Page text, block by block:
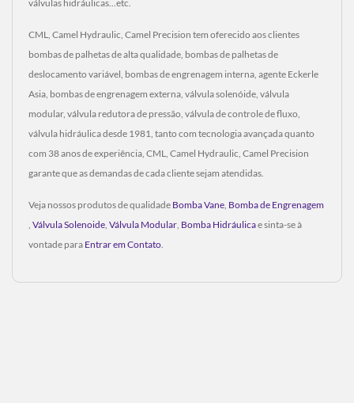
válvulas hidráulicas...etc.
CML, Camel Hydraulic, Camel Precision tem oferecido aos clientes
bombas de palhetas de alta qualidade, bombas de palhetas de
deslocamento variável, bombas de engrenagem interna, agente Eckerle
Asia, bombas de engrenagem externa, válvula solenóide, válvula
modular, válvula redutora de pressão, válvula de controle de fluxo,
válvula hidráulica desde 1981, tanto com tecnologia avançada quanto
com 38 anos de experiência, CML, Camel Hydraulic, Camel Precision
garante que as demandas de cada cliente sejam atendidas.
Veja nossos produtos de qualidade Bomba Vane Bomba de Engrenagem
Válvula Solenoide Válvula Modular Bomba Hidráulicae sinta-se à
vontade para Entrar em Contato